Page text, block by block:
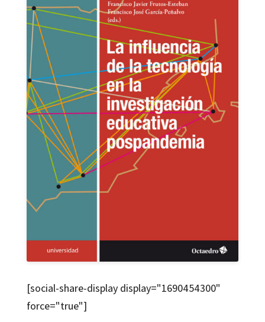
[social-share-display display="1690454300"
force="true"]